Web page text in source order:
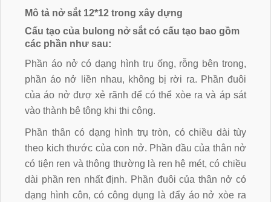
Mô tả nở sắt 12*12 trong xây dựng
Cấu tạo của bulong nở sắt có cấu tạo bao gồm
các phần như sau:
Phần áo nở có dạng hình trụ ống, rỗng bên trong,
phần áo nở liền nhau, không bị rời ra. Phần đuôi
của áo nở đượ xẻ rãnh để có thể xòe ra và áp sát
vào thành bê tông khi thi công.
Phần thân có dạng hình trụ tròn, có chiều dài tùy
theo kich thước của con nở. Phần đầu của thân nở
có tiện ren và thông thường là ren hệ mét, có chiều
dài phần ren nhất định. Phần đuôi của thân nở có
dạng hình côn, có công dụng là đẩy áo nở xòe ra